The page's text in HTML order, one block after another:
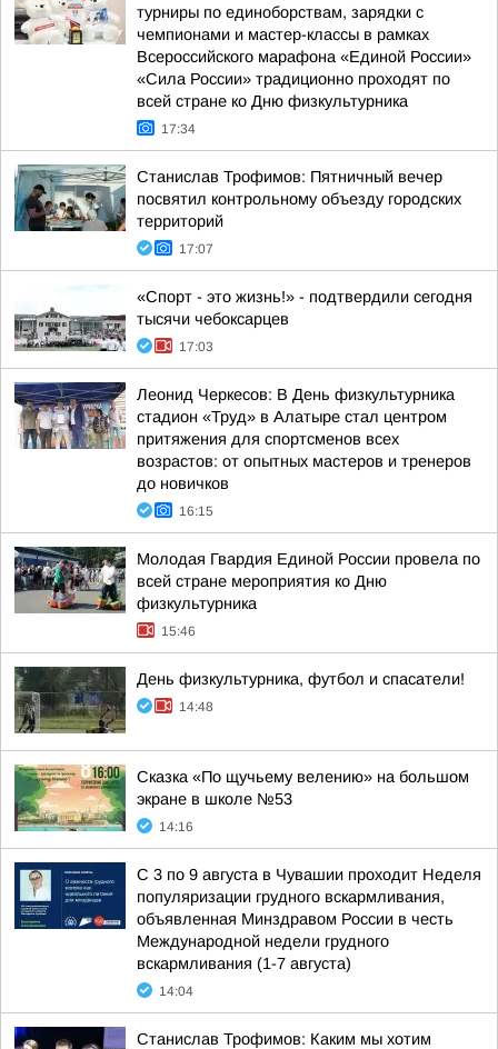
турниры по единоборствам, зарядки с
чемпионами и мастер-классы в рамках
Всероссийского марафона «Единой России»
«Сила России» традиционно проходят по
всей стране ко Дню физкультурника
17:34
Станислав Трофимов: Пятничный вечер
посвятил контрольному объезду городских
территорий
17:07
«Спорт - это жизнь!» - подтвердили сегодня
тысячи чебоксарцев
17:03
Леонид Черкесов: В День физкультурника
стадион «Труд» в Алатыре стал центром
притяжения для спортсменов всех
возрастов: от опытных мастеров и тренеров
до новичков
16:15
Молодая Гвардия Единой России провела по
всей стране мероприятия ко Дню
физкультурника
15:46
День физкультурника, футбол и спасатели!
14:48
Сказка «По щучьему велению» на большом
экране в школе №53
14:16
С 3 по 9 августа в Чувашии проходит Неделя
популяризации грудного вскармливания,
объявленная Минздравом России в честь
Международной недели грудного
вскармливания (1-7 августа)
14:04
Станислав Трофимов: Каким мы хотим